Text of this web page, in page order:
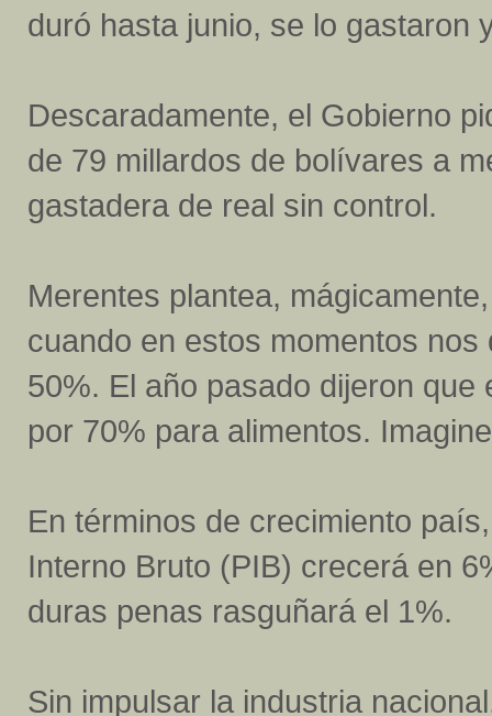
duró hasta junio, se lo gastaron
Descaradamente, el Gobierno
de 79 millardos de bolívares a
gastadera de real sin control.
Merentes plantea,
cuando en estos momentos
50%. El año pasado dijeron
por 70% para alimentos.
En términos de crecimiento
Interno Bruto (PIB) crecerá en
duras penas rasguñará el 1%.
Sin impulsar la industria